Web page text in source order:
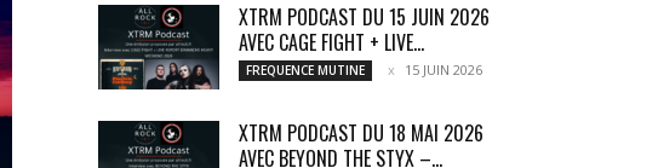
XTRM PODCAST DU 15 JUIN 2026
AVEC CAGE FIGHT + LIVE...
FREQUENCE MUTINE 15 JUIN 2026
XTRM PODCAST DU 18 MAI 2026
AVEC BEYOND THE STYX –...